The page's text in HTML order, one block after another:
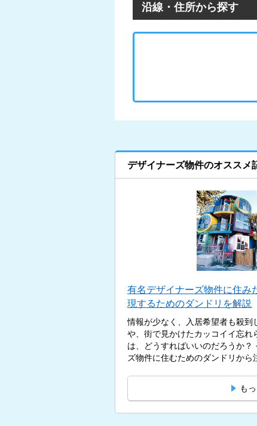
沿線・住所から探す
デザイナーズ物件のオススメ
有名デザイナーズ物件に住み
現するためのダンドリを解説
情報が少なく、入居希望者も殺
や、街で見かけたカッコイイ忘れ
は、どうすればいいのだろうか
ズ物件に住むためのダンドリから
も